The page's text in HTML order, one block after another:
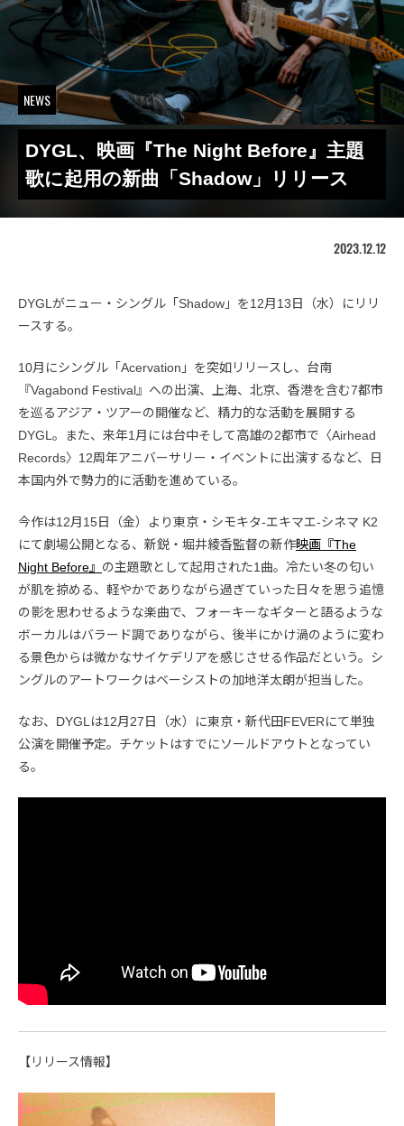
NEWS
DYGL、映画『The Night Before』主題
歌に起用の新曲「Shadow」リリース
2023.12.12
DYGLがニュー・シングル「Shadow」を12月13日（水）にリリ
ースする。
10月にシングル「Acervation」を突如リリースし、台南
『Vagabond Festival』への出演、上海、北京、香港を含む7都市
を巡るアジア・ツアーの開催など、精力的な活動を展開する
DYGL。また、来年1月には台中そして高雄の2都市で〈Airhead
Records〉12周年アニバーサリー・イベントに出演するなど、日
本国内外で勢力的に活動を進めている。
今作は12月15日（金）より東京・シモキタ-エキマエ-シネマ K2
にて劇場公開となる、新鋭・堀井綾香監督の新作映画『The
Night Before』 の主題歌として起用された1曲。冷たい冬の匂い
が肌を掠める、軽やかでありながら過ぎていった日々を思う追憶
の影を思わせるような楽曲で、フォーキーなギターと語るような
ボーカルはバラード調でありながら、後半にかけ渦のように変わ
る景色からは微かなサイケデリアを感じさせる作品だという。シ
ングルのアートワークはベーシストの加地洋太朗が担当した。
なお、DYGLは12月27日（水）に東京・新代田FEVERにて単独
公演を開催予定。チケットはすでにソールドアウトとなってい
る。
【リリース情報】